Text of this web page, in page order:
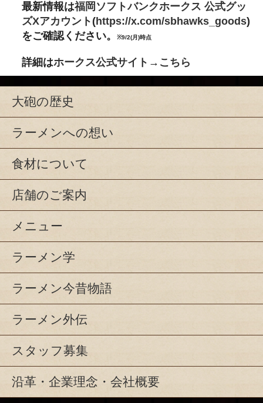
最新情報は福岡ソフトバンクホークス 公式グッ
ズXアカウント (https://x.com/sbhawks_goods)
をご確認ください。
※9/2(月)時点
詳細はホークス公式サイト → こちら
大砲の歴史
ラーメンへの想い
食材について
店舗のご案内
メニュー
ラーメン学
ラーメン今昔物語
ラーメン外伝
スタッフ募集
沿革・企業理念・会社概要